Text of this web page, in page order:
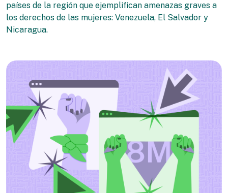
países de la región que ejemplifican amenazas graves a
los derechos de las mujeres: Venezuela, El Salvador y
Nicaragua.